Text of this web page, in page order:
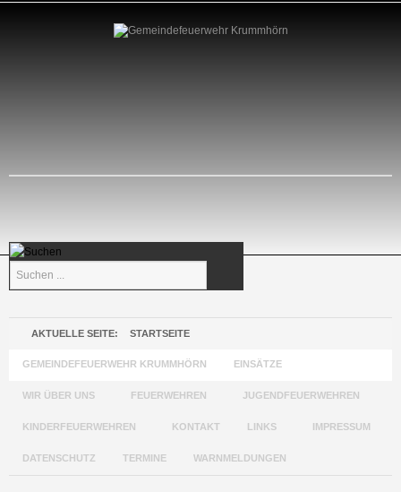
AKTUELLE SEITE: STARTSEITE
GEMEINDEFEUERWEHR KRUMMHÖRN EINSÄTZE
WIR ÜBER UNS FEUERWEHREN JUGENDFEUERWEHREN
KINDERFEUERWEHREN KONTAKT LINKS IMPRESSUM
DATENSCHUTZ TERMINE WARNMELDUNGEN